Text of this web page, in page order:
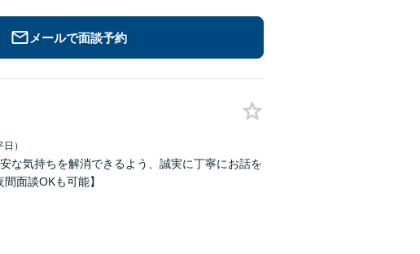
メールで面談予約
）
な気持ちを解消できるよう、誠実に丁寧にお話を
面談OKも可能】